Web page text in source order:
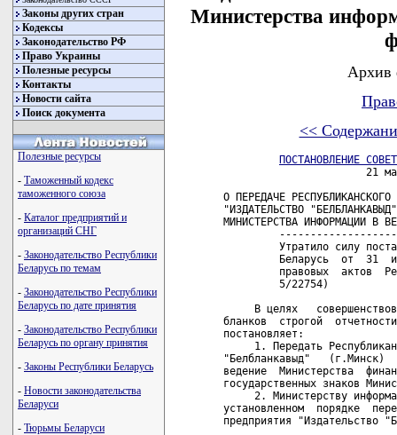
Законы других стран
Кодексы
Законодательство РФ
Право Украины
Полезные ресурсы
Контакты
Новости сайта
Поиск документа
Полезные ресурсы
- Таможенный кодекс
таможенного союза
- Каталог предприятий и
организаций СНГ
- Законодательство Республики
Беларусь по темам
- Законодательство Республики
Беларусь по дате принятия
- Законодательство Республики
Беларусь по органу принятия
- Законы Республики Беларусь
- Новости законодательства
Беларуси
- Тюрьмы Беларуси
Министерства
Архив
<<
ПОСТАНОВЛЕНИЕ
21
О ПЕРЕДАЧЕ РЕСПУБЛИКАНСКОГО
"ИЗДАТЕЛЬСТВО
МИНИСТЕРСТВА ИНФОРМАЦИИ В
Утратило силу
Беларусь  от  31
правовых  актов
         5/22754)
В целях
бланков  строгой
постановляет:
1. Передать
"Белбланкавыд"   (г.Минск)
ведение  Министерства
государственных знаков
2. Министерству
установленном  порядке
предприятия "Издательство